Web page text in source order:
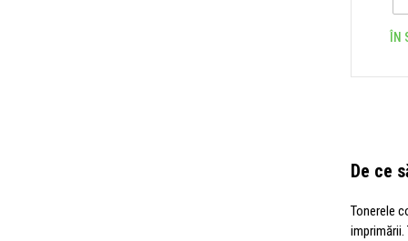
ÎN
De ce
Tonerele